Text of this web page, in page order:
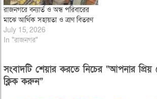
রাজনগরে বন্যার্ত ও অন্ধ পরিবারের
মাঝে আর্থিক সহায়তা ও ত্রাণ বিতরণ
July 15, 2026
In "রাজনগর"
সংবাদটি শেয়ার করতে নিচের “আপনার প্রিয়
ক্লিক করুন”